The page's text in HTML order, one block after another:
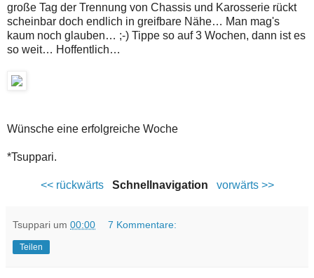
große Tag der Trennung von Chassis und Karosserie rückt
scheinbar doch endlich in greifbare Nähe… Man mag's
kaum noch glauben… ;-) Tippe so auf 3 Wochen, dann ist es
so weit… Hoffentlich…
Wünsche eine erfolgreiche Woche
*Tsuppari.
<< rückwärtsSchnellnavigation vorwärts >>
Tsuppari um 00:00 7 Kommentare:
Teilen